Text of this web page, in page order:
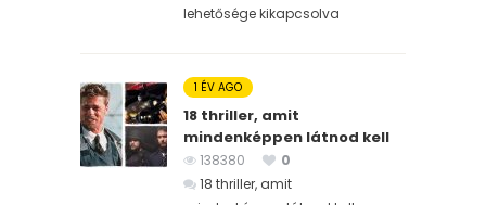
lehetősége kikapcsolva
1 ÉV AGO
18 thriller, amit
mindenképpen látnod kell
138380
0
18 thriller, amit